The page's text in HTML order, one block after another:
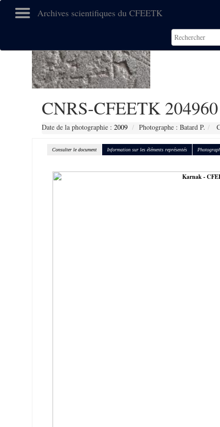
Archives scientifiques du CFEETK
CNRS-CFEETK 204960
Date de la photographie : 2009 Photographe : Batard P.
Consulter le document Information sur les éléments représentés